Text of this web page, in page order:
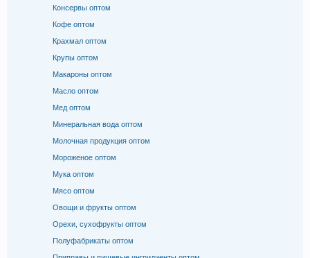
Консервы оптом
Кофе оптом
Крахмал оптом
Крупы оптом
Макароны оптом
Масло оптом
Мед оптом
Минеральная вода оптом
Молочная продукция оптом
Мороженое оптом
Мука оптом
Мясо оптом
Овощи и фрукты оптом
Орехи, сухофрукты оптом
Полуфабрикаты оптом